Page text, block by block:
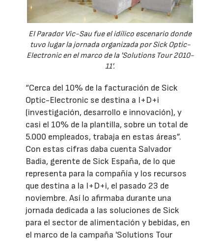
El Parador Vic-Sau fue el idílico escenario donde
tuvo lugar la jornada organizada por Sick Optic-
Electronic en el marco de la 'Solutions Tour 2010-
11'.
“Cerca del 10% de la facturación de Sick
Optic-Electronic se destina a I+D+i
(investigación, desarrollo e innovación), y
casi el 10% de la plantilla, sobre un total de
5.000 empleados, trabaja en estas áreas”.
Con estas cifras daba cuenta Salvador
Badia, gerente de Sick España, de lo que
representa para la compañía y los recursos
que destina a la I+D+i, el pasado 23 de
noviembre. Así lo afirmaba durante una
jornada dedicada a las soluciones de Sick
para el sector de alimentación y bebidas, en
el marco de la campaña 'Solutions Tour